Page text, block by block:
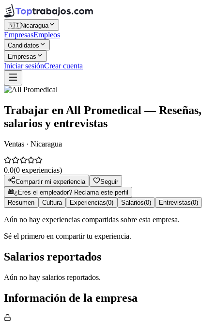
🇳🇮Nicaragua
EmpresasEmpleos
Candidatos
Empresas
Iniciar sesiónCrear cuenta
Trabajar en All Promedical — Reseñas,
salarios y entrevistas
Ventas · Nicaragua
0.0(0 experiencias)
Compartir mi experiencia
Seguir
¿Eres el empleador? Reclama este perfil
Resumen
Cultura Experiencias(0) Salarios(0) Entrevistas(0)
Aún no hay experiencias compartidas sobre esta empresa.
Sé el primero en compartir tu experiencia.
Salarios reportados
Aún no hay salarios reportados.
Información de la empresa